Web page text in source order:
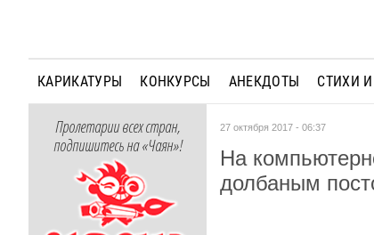
КАРИКАТУРЫ КОНКУРСЫ АНЕКДОТЫ СТИХИ
Пролетарии всех стран,
подпишитесь на «Чаян»!
27 октября 2017 - 06:37
На
долбаным